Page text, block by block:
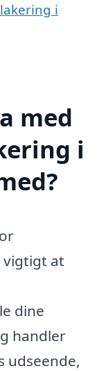
i
med
i
vigtigt at
dine
handler
udseende,